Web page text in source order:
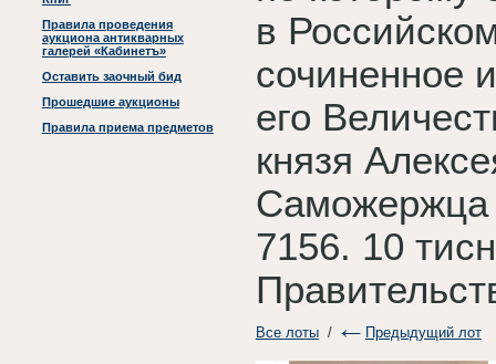
Правила проведения
аукциона антикварных
галерей «Кабинетъ»
Оставить заочный бид
Прошедшие аукционы
Правила приема предметов
в
сочиненное
его
князя
Саможержца
7156. 10
Все лоты/ Предыдущий лот